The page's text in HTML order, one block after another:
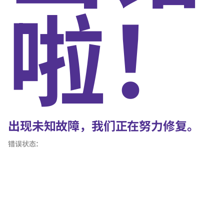
啦！
出现未知故障，我们正在努力修复。
错误状态：